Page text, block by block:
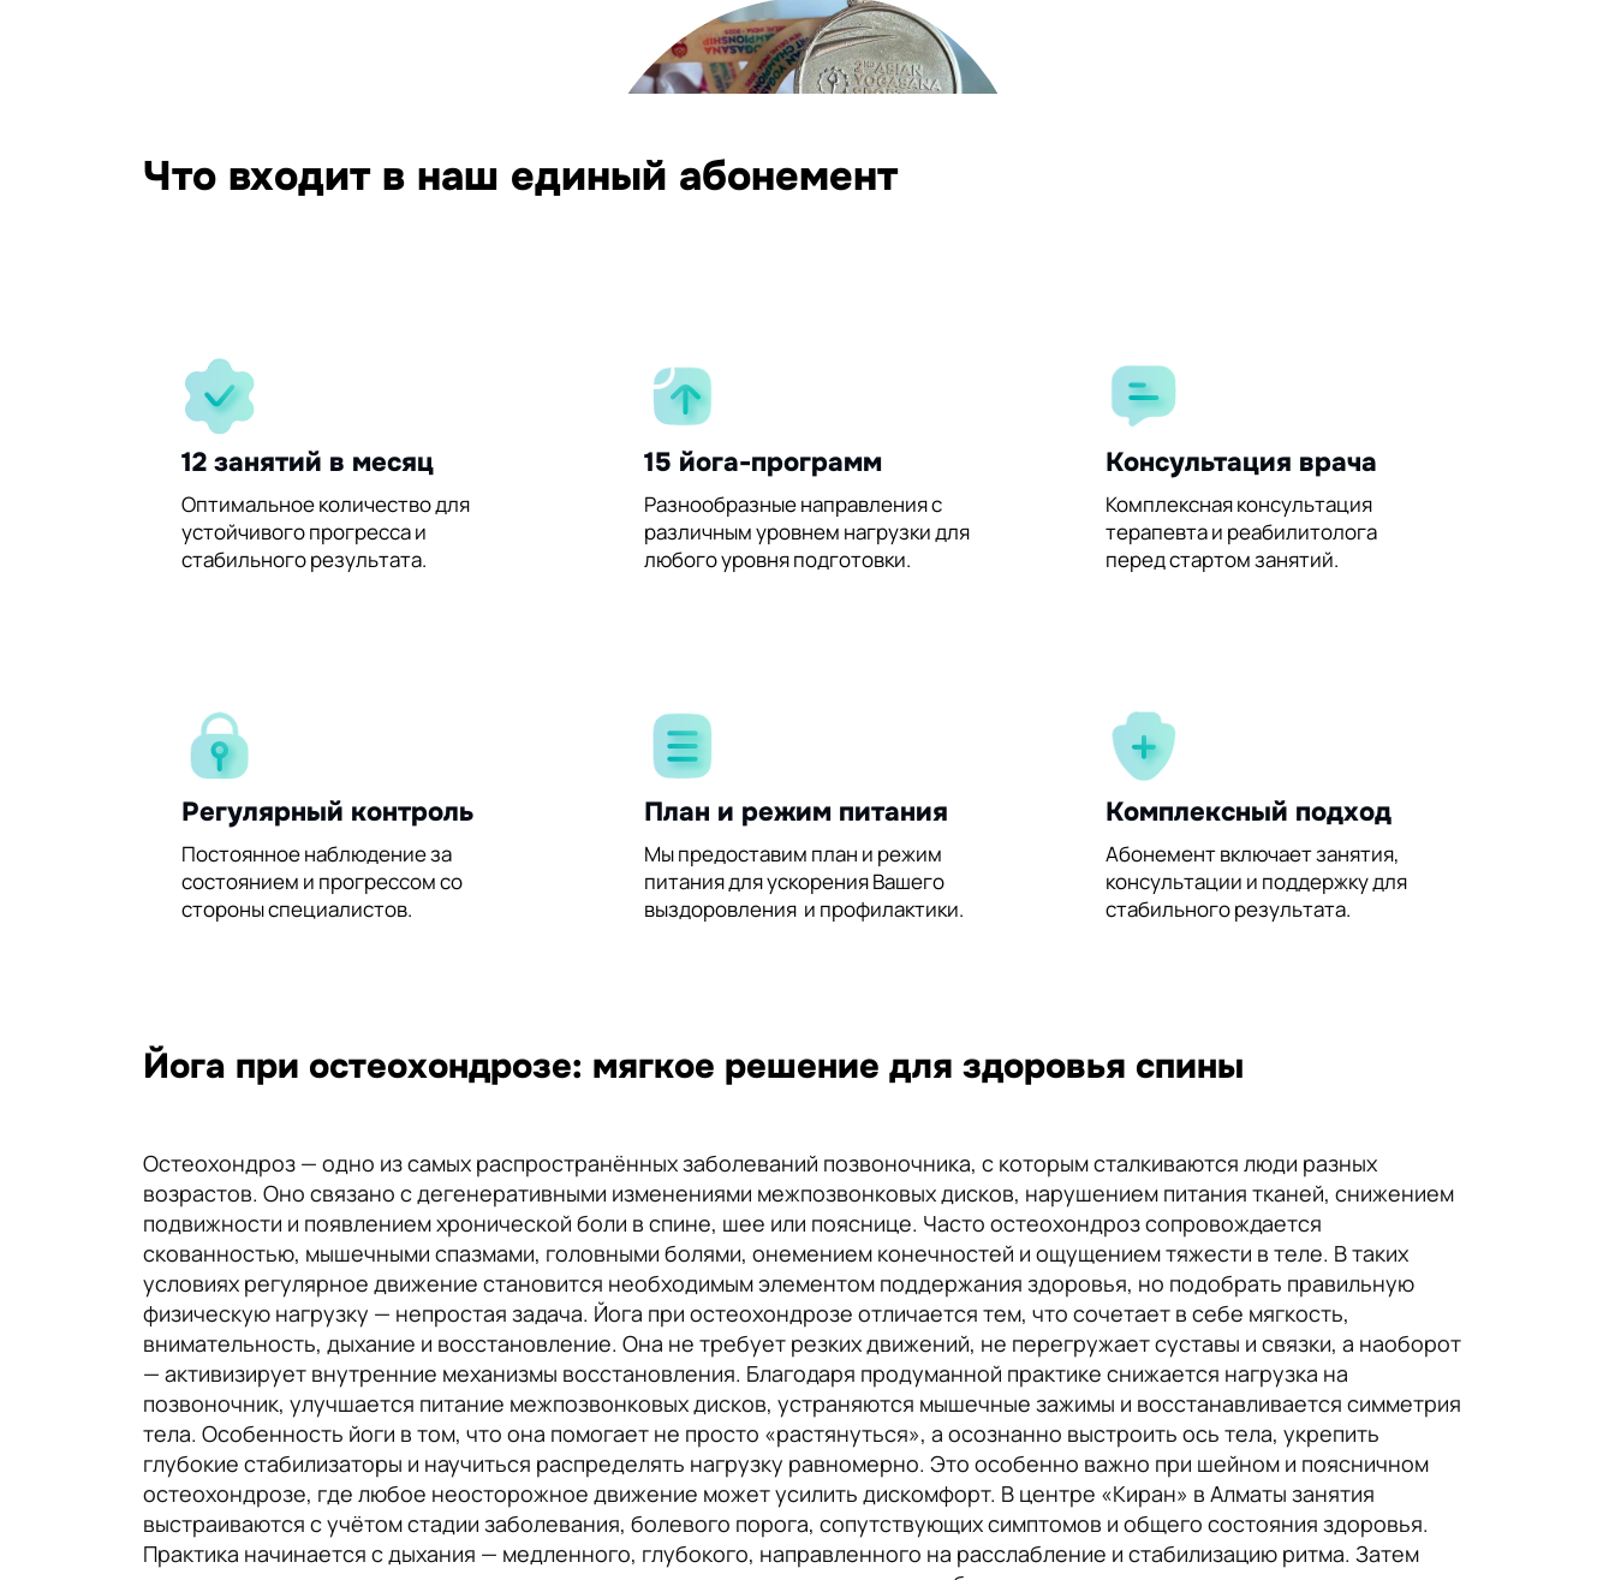
15
30%
60%
Что входит в наш единый абонемент
12 занятий в месяц
Оптимальное количество для
устойчивого прогресса и
стабильного результата.
15 йога-программ
Разнообразные направления с
различным уровнем нагрузки для
любого уровня подготовки.
Консультация врача
Комплексная консультация
терапевта и реабилитолога
перед стартом занятий.
Регулярный контроль
Постоянное наблюдение за
состоянием и прогрессом со
стороны специалистов.
План и режим питания
Мы предоставим план и режим
питания для ускорения Вашего
выздоровления и профилактики.
Комплексный подход
Абонемент включает занятия,
консультации и поддержку для
стабильного результата.
Йога при остеохондрозе: мягкое решение для здоровья спины
Остеохондроз — одно из самых распространённых заболеваний позвоночника, с которым сталкиваются люди разных
возрастов. Оно связано с дегенеративными изменениями межпозвонковых дисков, нарушением питания тканей, снижением
подвижности и появлением хронической боли в спине, шее или пояснице. Часто остеохондроз сопровождается
скованностью, мышечными спазмами, головными болями, онемением конечностей и ощущением тяжести в теле. В таких
условиях регулярное движение становится необходимым элементом поддержания здоровья, но подобрать правильную
физическую нагрузку — непростая задача. Йога при остеохондрозе отличается тем, что сочетает в себе мягкость,
внимательность, дыхание и восстановление. Она не требует резких движений, не перегружает суставы и связки, а наоборот
— активизирует внутренние механизмы восстановления. Благодаря продуманной практике снижается нагрузка на
позвоночник, улучшается питание межпозвонковых дисков, устраняются мышечные зажимы и восстанавливается симметрия
тела. Особенность йоги в том, что она помогает не просто «растянуться», а осознанно выстроить ось тела, укрепить
глубокие стабилизаторы и научиться распределять нагрузку равномерно. Это особенно важно при шейном и поясничном
остеохондрозе, где любое неосторожное движение может усилить дискомфорт. В центре «Киран» в Алматы занятия
выстраиваются с учётом стадии заболевания, болевого порога, сопутствующих симптомов и общего состояния здоровья.
Практика начинается с дыхания — медленного, глубокого, направленного на расслабление и стабилизацию ритма. Затем